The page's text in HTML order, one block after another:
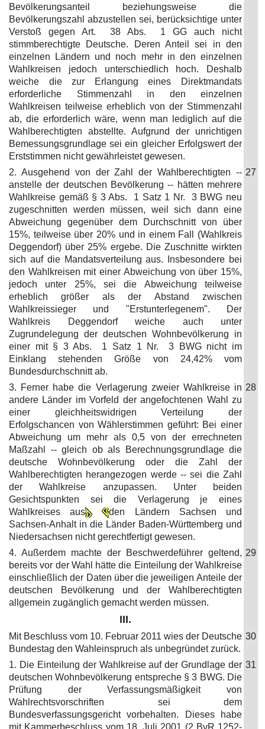
Bevölkerungsanteil beziehungsweise die
Bevölkerungszahl abzustellen sei, berücksichtige unter
Verstoß gegen Art. 38 Abs. 1 GG auch nicht
stimmberechtigte Deutsche. Deren Anteil sei in den
einzelnen Ländern und noch mehr in den einzelnen
Wahlkreisen jedoch unterschiedlich hoch. Deshalb
weiche die zur Erlangung eines Direktmandats
erforderliche Stimmenzahl in den einzelnen
Wahlkreisen teilweise erheblich von der Stimmenzahl
ab, die erforderlich wäre, wenn man lediglich auf die
Wahlberechtigten abstellte. Aufgrund der unrichtigen
Bemessungsgrundlage sei ein gleicher Erfolgswert der
Erststimmen nicht gewährleistet gewesen.
2. Ausgehend von der Zahl der Wahlberechtigten --
anstelle der deutschen Bevölkerung -- hätten mehrere
Wahlkreise gemäß § 3 Abs. 1 Satz 1 Nr. 3 BWG neu
zugeschnitten werden müssen, weil sich dann eine
Abweichung gegenüber dem Durchschnitt von über
15%, teilweise über 20% und in einem Fall (Wahlkreis
Deggendorf) über 25% ergebe. Die Zuschnitte wirkten
sich auf die Mandatsverteilung aus. Insbesondere bei
den Wahlkreisen mit einer Abweichung von über 15%,
jedoch unter 25%, sei die Abweichung teilweise
erheblich größer als der Abstand zwischen
Wahlkreissieger und "Erstunterlegenem". Der
Wahlkreis Deggendorf weiche auch unter
Zugrundelegung der deutschen Wohnbevölkerung in
einer mit § 3 Abs. 1 Satz 1 Nr. 3 BWG nicht im
Einklang stehenden Größe von 24,42% vom
Bundesdurchschnitt ab.
27
3. Ferner habe die Verlagerung zweier Wahlkreise in
andere Länder im Vorfeld der angefochtenen Wahl zu
einer gleichheitswidrigen Verteilung der
Erfolgschancen von Wählerstimmen geführt: Bei einer
Abweichung um mehr als 0,5 von der errechneten
Maßzahl -- gleich ob als Berechnungsgrundlage die
deutsche Wohnbevölkerung oder die Zahl der
Wahlberechtigten herangezogen werde -- sei die Zahl
der Wahlkreise anzupassen. Unter beiden
Gesichtspunkten sei die Verlagerung je eines
Wahlkreises aus
den Ländern Sachsen und
Sachsen-Anhalt in die Länder Baden-Württemberg und
Niedersachsen nicht gerechtfertigt gewesen.
28
4. Außerdem machte der Beschwerdeführer geltend,
bereits vor der Wahl hätte die Einteilung der Wahlkreise
einschließlich der Daten über die jeweiligen Anteile der
deutschen Bevölkerung und der Wahlberechtigten
allgemein zugänglich gemacht werden müssen.
29
III.
Mit Beschluss vom 10. Februar 2011 wies der Deutsche
Bundestag den Wahleinspruch als unbegründet zurück.
30
1. Die Einteilung der Wahlkreise auf der Grundlage der
deutschen Wohnbevölkerung entspreche § 3 BWG. Die
Prüfung der Verfassungsmäßigkeit von
Wahlrechtsvorschriften sei dem
Bundesverfassungsgericht vorbehalten. Dieses habe
mit Kammerbeschluss vom 18. Juli 2001 (2 BvR 1252-
31